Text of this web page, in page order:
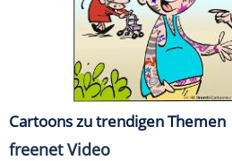
Cartoons zu trendigen Themen
freenet Video